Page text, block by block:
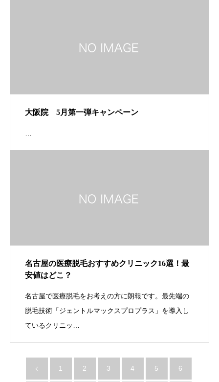
大阪院 5月第一弾キャンペーン
名古屋の医療脱毛おすすめクリニック16選！最
安値はどこ？
名古屋で医療脱毛をお考えの方に朗報です。最先端の
脱毛技術「ジェントルマックスプロプラス」を導入し
ているクリニッ…
1 2 3 4 5 6